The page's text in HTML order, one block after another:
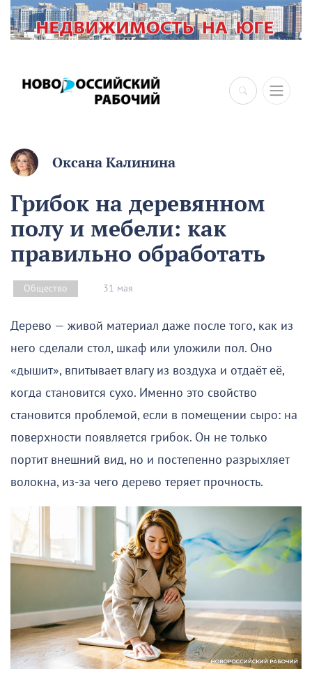
×
Оксана Калинина
Грибок на деревянном
полу и мебели: как
правильно обработать
Общество 31 мая
Дерево — живой материал даже после того, как из
него сделали стол, шкаф или уложили пол. Оно
«дышит», впитывает влагу из воздуха и отдаёт её,
когда становится сухо. Именно это свойство
становится проблемой, если в помещении сыро: на
поверхности появляется грибок. Он не только
портит внешний вид, но и постепенно разрыхляет
волокна, из-за чего дерево теряет прочность.